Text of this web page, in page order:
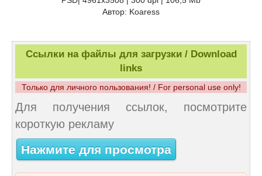
Автор: Koaress
Ссылки на файлы для загрузки / Download
links
Только для личного пользования! / For personal use only!
Для получения ссылок, посмотрите
короткую рекламу
Нажмите для просмотра